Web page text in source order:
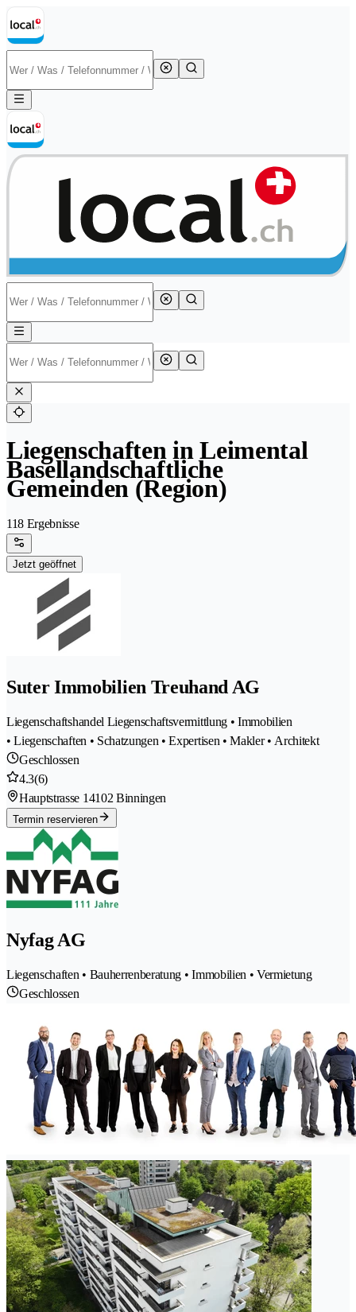
Liegenschaften in Leimental
Basellandschaftliche
Gemeinden (Region)
118 Ergebnisse
Jetzt geöffnet
Suter Immobilien Treuhand AG
Liegenschaftshandel Liegenschaftsvermittlung • Immobilien
• Liegenschaften • Schatzungen • Expertisen • Makler • Architekt
Geschlossen
4.3(6)
Hauptstrasse 14102 Binningen
Termin reservieren
Nyfag AG
Liegenschaften • Bauherrenberatung • Immobilien • Vermietung
Geschlossen